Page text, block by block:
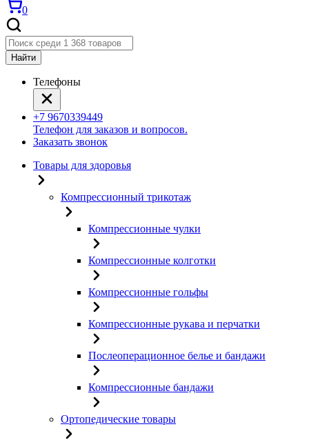
0
Найти
Телефоны
+7 9670339449
Телефон для заказов и вопросов.
Заказать звонок
Товары для здоровья
Компрессионный трикотаж
Компрессионные чулки
Компрессионные колготки
Компрессионные гольфы
Компрессионные рукава и перчатки
Послеоперационное белье и бандажи
Компрессионные бандажи
Ортопедические товары